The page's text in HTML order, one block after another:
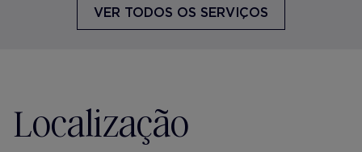
VER TODOS OS SERVIÇOS
Localização